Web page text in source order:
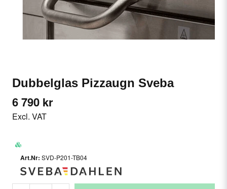
Dubbelglas Pizzaugn Sveba
6 790 kr
Excl. VAT
SVD-P201-TB04